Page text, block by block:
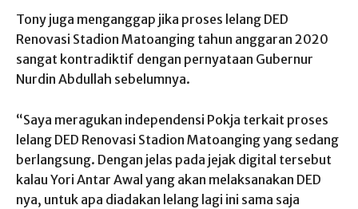
Tony juga menganggap jika proses lelang DED
Renovasi Stadion Matoanging tahun anggaran 2020
sangat kontradiktif dengan pernyataan Gubernur
Nurdin Abdullah sebelumnya.
“Saya meragukan independensi Pokja terkait proses
lelang DED Renovasi Stadion Matoanging yang sedang
berlangsung. Dengan jelas pada jejak digital tersebut
kalau Yori Antar Awal yang akan melaksanakan DED
nya, untuk apa diadakan lelang lagi ini sama saja